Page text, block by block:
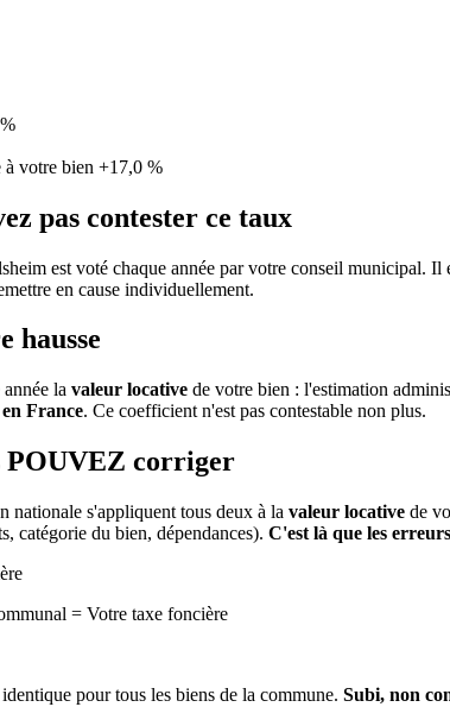
votre bien +17,0 %
pas contester ce taux
est voté chaque année par votre conseil municipal.
en cause individuellement.
hausse
la valeur locative de votre bien : l'estimation
France. Ce coefficient n'est pas contestable non plus.
POUVEZ corriger
nationale s'appliquent tous deux à la valeur locative de
catégorie du bien, dépendances). C'est là que les
= Votre taxe foncière
pour tous les biens de la commune. Subi, non